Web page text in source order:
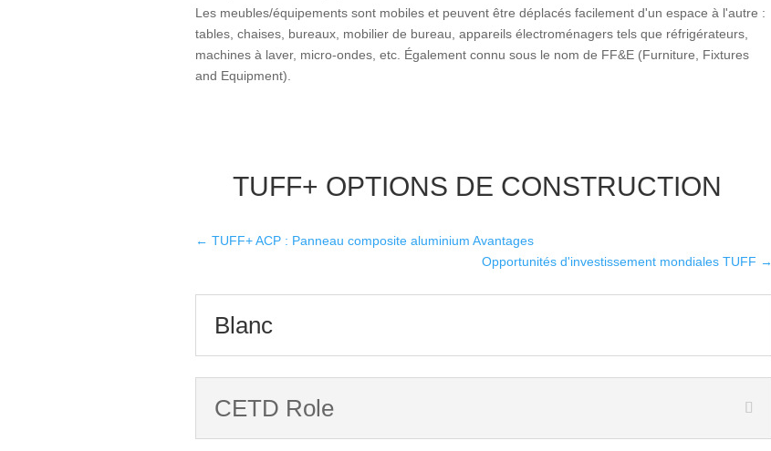
Les meubles/équipements sont mobiles et peuvent être déplacés facilement d'un espace à l'autre :
tables, chaises, bureaux, mobilier de bureau, appareils électroménagers tels que réfrigérateurs,
machines à laver, micro-ondes, etc. Également connu sous le nom de FF&E (Furniture, Fixtures
and Equipment).
TUFF+ OPTIONS DE CONSTRUCTION
← TUFF+ ACP : Panneau composite aluminium Avantages
Opportunités d'investissement mondiales TUFF →
Blanc
CETD Role